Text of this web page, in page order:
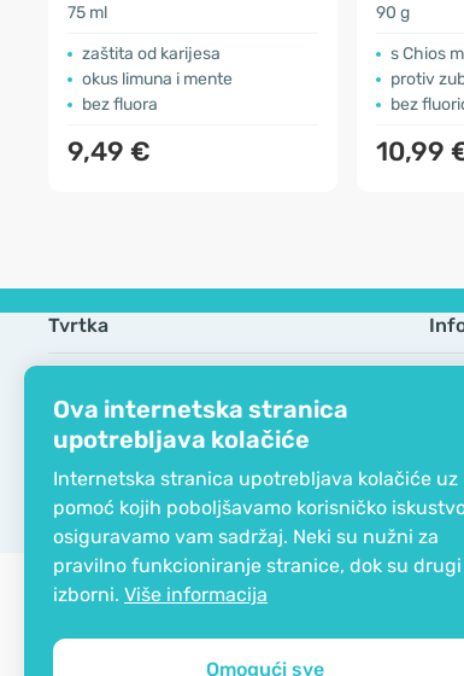
Ova internetska stranica
upotrebljava kolačiće
Internetska stranica upotrebljava kolačiće uz
pomoć kojih poboljšavamo korisničko
osiguravamo vam sadržaj. Neki su nužni za
pravilno funkcioniranje stranice, dok su drugi
izborni. Više informacija
Omogući sve
75 ml
zaštita od karijesa
okus limuna i mente
bez fluora
9,49 €
90 g
s Chios
protiv
bez
10,99
Tvrtka
Kontaktirajte nas